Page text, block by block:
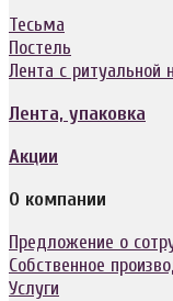
Тесьма
Постель
Лента с ритуальной
Лента, упаковка
Акции
О компании
Предложение о
Собственное
Услуги